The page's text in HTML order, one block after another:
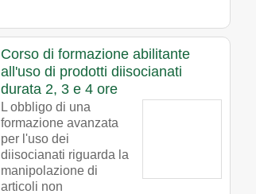
Corso di formazione abilitante
all'uso di prodotti diisocianati
durata 2, 3 e 4 ore
L obbligo di una
formazione avanzata
per l'uso dei
diisocianati riguarda la
manipolazione di
articoli non